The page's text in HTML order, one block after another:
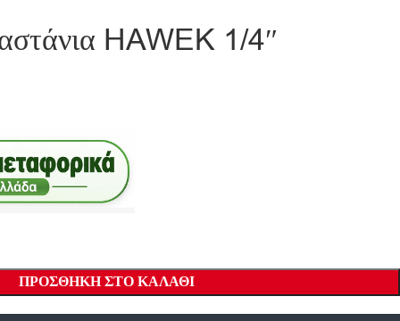
HAWEK 1/4″
ΠΡΟΣΘΉΚΗ ΣΤΟ ΚΑΛΆΘΙ